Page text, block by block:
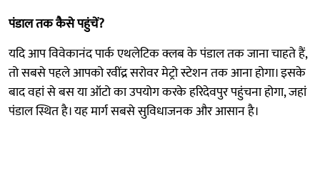
पंडाल तक कैसे पहुंचें?
यदि आप विवेकानंद पार्क एथलेटिक क्लब के पंडाल तक जाना चाहते हैं,
तो सबसे पहले आपको रवींद्र सरोवर मेट्रो स्टेशन तक आना होगा। इसके
बाद वहां से बस या ऑटो का उपयोग करके हरिदेवपुर पहुंचना होगा, जहां
पंडाल स्थित है। यह मार्ग सबसे सुविधाजनक और आसान है।